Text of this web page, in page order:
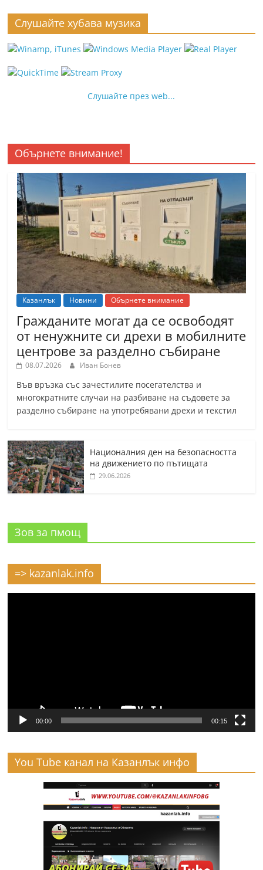
Слушайте хубава музика
Слушайте през web...
Обърнете внимание!
Казанлък Новини Обърнете внимание
Гражданите могат да се освободят
от ненужните си дрехи в мобилните
центрове за разделно събиране
08.07.2026 Иван Бонев
Във връзка със зачестилите посегателства и
многократните случаи на разбиване на съдовете за
разделно събиране на употребявани дрехи и текстил
Националния ден на безопасността
на движението по пътищата
29.06.2026
Зов за пмощ
=> kazanlak.info
00:00 00:15
You Tube канал на Казанлък инфо